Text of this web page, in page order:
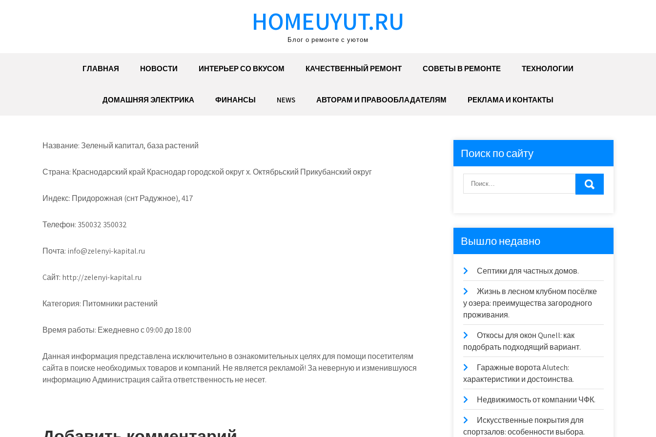
HOMEUYUT.RU
Блог о ремонте с уютом
ГЛАВНАЯ НОВОСТИ ИНТЕРЬЕР СО ВКУСОМ КАЧЕСТВЕННЫЙ РЕМОНТ СОВЕТЫ В РЕМОНТЕ ТЕХНОЛОГИИ
ДОМАШНЯЯ ЭЛЕКТРИКА ФИНАНСЫ NEWS АВТОРАМ И ПРАВООБЛАДАТЕЛЯМ РЕКЛАМА И КОНТАКТЫ
Название: Зеленый капитал, база растений
Страна: Краснодарский край Краснодар городской округ х. Октябрьский Прикубанский округ
Индекс: Придорожная (снт Радужное), 417
Телефон: 350032 350032
Почта: info@zelenyi-kapital.ru
Cайт: http://zelenyi-kapital.ru
Категория: Питомники растений
Время работы: Ежедневно с 09:00 до 18:00
Данная информация представлена исключительно в ознакомительных целях для помощи посетителям
сайта в поиске необходимых товаров и компаний. Не является рекламой! За неверную и изменившуюся
информацию Администрация сайта ответственность не несет.
Поиск по сайту
Вышло недавно
Септики для частных домов.
Жизнь в лесном клубном посёлке
у озера: преимущества загородного
проживания.
Откосы для окон Qunell: как
подобрать подходящий вариант.
Гаражные ворота Alutech:
характеристики и достоинства.
Недвижимость от компании ЧФК.
Искусственные покрытия для
спортзалов: особенности выбора.